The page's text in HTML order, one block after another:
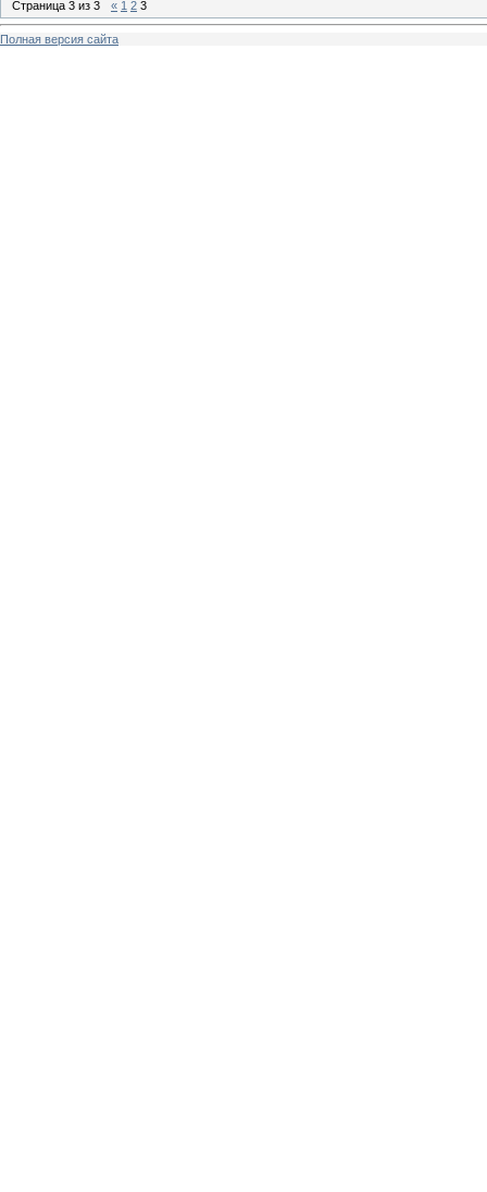
Страница 3 из 3 « 1 2 3
Полная версия сайта